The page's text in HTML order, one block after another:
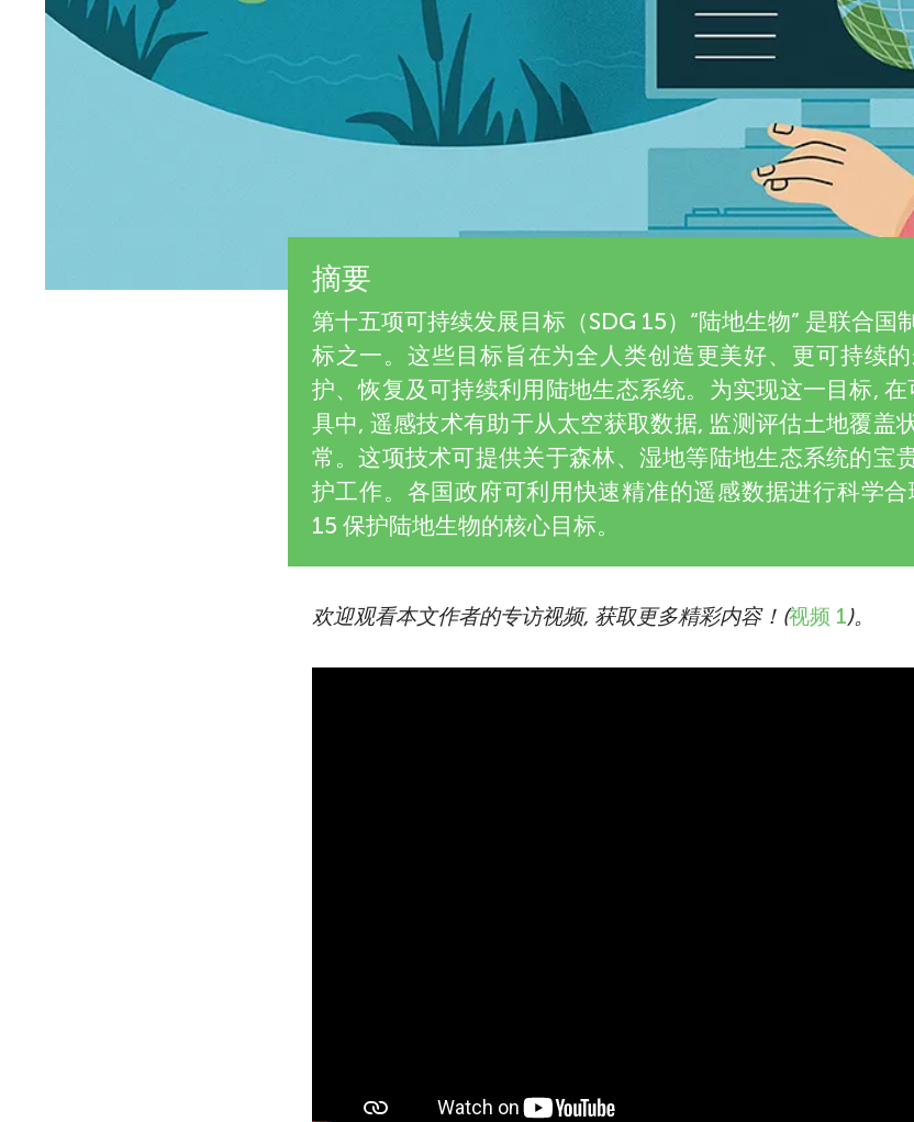
摘要
第十五项可持续发展目标（SDG 15）“陆地生物” 是联合国
标之一。这些目标旨在为全人类创造更美好、更可持续
护、恢复及可持续利用陆地生态系统。为实现这一目标,
具中, 遥感技术有助于从太空获取数据, 监测评估土地覆盖
常。这项技术可提供关于森林、湿地等陆地生态系统的宝
护工作。各国政府可利用快速精准的遥感数据进行科学
15 保护陆地生物的核心目标。
欢迎观看本文作者的专访视频, 获取更多精彩内容！(视频 1)。